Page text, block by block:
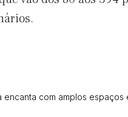
encanta com amplos